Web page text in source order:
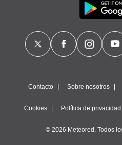
Contacto Sobre nosotros
Cookies Política de privacidad
© 2026 Meteored. Todos